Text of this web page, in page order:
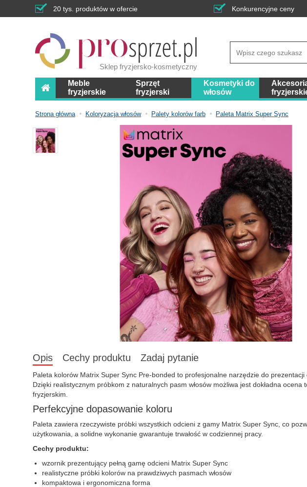
20 tys. produktów w ofercie Konkurencyjne ceny
Sklep fryzjersko-kosmetyczny
Meble
fryzjerskie
Sprzęt
fryzjerski
Kosmetyki do
włosów
Strona główna Koloryzacja włosów Palety kolorów farb Paleta Matrix Super Sync
Opis Cechy produktu Zadaj pytanie
Paleta kolorów Matrix Super Sync Pre-bonded to profesjonalne narzędzie do
Dzięki realistycznym próbkom z naturalnych pasm włosów możliwa jest dokładna
fryzjerskim.
Perfekcyjne dopasowanie koloru
Paleta zawiera rzeczywiste próbki wszystkich odcieni z gamy Matrix Super Sync, co
użytkowania, a solidne wykonanie gwarantuje trwałość w codziennej pracy.
Cechy produktu:
wzornik prezentujący pełną gamę odcieni Matrix Super Sync
realistyczne próbki kolorów na prawdziwych pasmach włosów
kompaktowa i ergonomiczna forma